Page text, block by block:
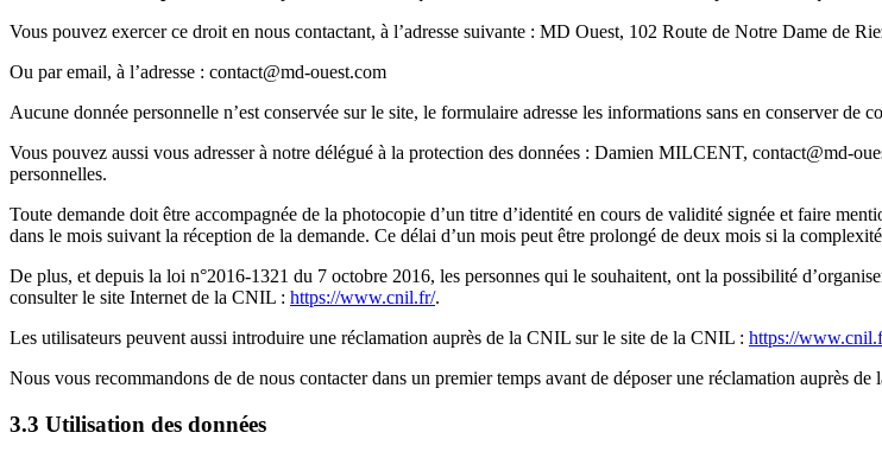
Vous pouvez exercer ce droit en nous contactant, à l’adresse suivante : MD Ouest, 102 Route de Notre Dame de
Ou par email, à l’adresse : contact@md-ouest.com
Aucune donnée personnelle n’est conservée sur le site, le formulaire adresse les informations sans en conserver de
Vous pouvez aussi vous adresser à notre délégué à la protection des données : Damien MILCENT, contact@md-
personnelles.
Toute demande doit être accompagnée de la photocopie d’un titre d’identité en cours de validité signée et faire
dans le mois suivant la réception de la demande. Ce délai d’un mois peut être prolongé de deux mois si la
De plus, et depuis la loi n°2016-1321 du 7 octobre 2016, les personnes qui le souhaitent, ont la possibilité
consulter le site Internet de la CNIL : https://www.cnil.fr/.
Les utilisateurs peuvent aussi introduire une réclamation auprès de la CNIL sur le site de la CNIL : https://
Nous vous recommandons de de nous contacter dans un premier temps avant de déposer une réclamation auprès
3.3 Utilisation des données